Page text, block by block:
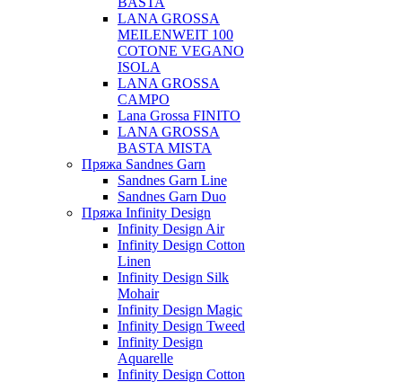
LANA GROSSA
MEILENWEIT 100
COTONE VEGANO
ISOLA
LANA GROSSA
CAMPO
Lana Grossa FINITO
LANA GROSSA
BASTA MISTA
Пряжа Sandnes Garn
Sandnes Garn Line
Sandnes Garn Duo
Пряжа Infinity Design
Infinity Design Air
Infinity Design Cotton
Linen
Infinity Design Silk
Mohair
Infinity Design Magic
Infinity Design Tweed
Infinity Design
Aquarelle
Infinity Design Cotton